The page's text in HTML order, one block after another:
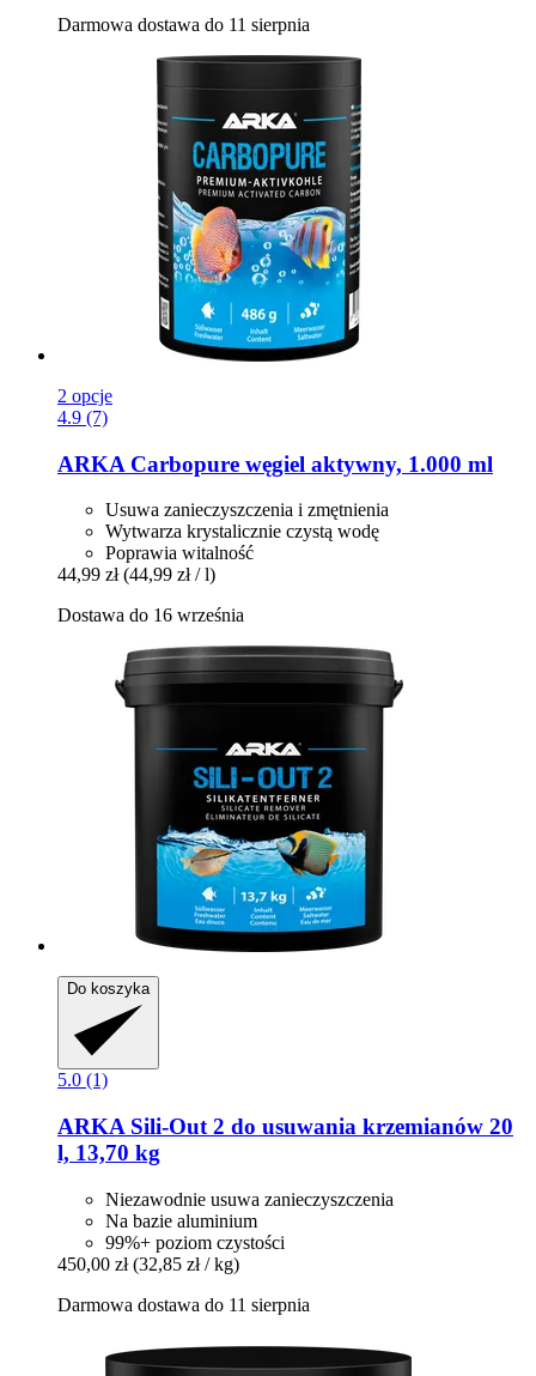
Darmowa dostawa do 11 sierpnia
2 opcje
4.9 (7)
ARKA Carbopure węgiel aktywny, 1.000 ml
Usuwa zanieczyszczenia i zmętnienia
Wytwarza krystalicznie czystą wodę
Poprawia witalność
44,99 zł (44,99 zł / l)
Dostawa do 16 września
Do koszyka
5.0 (1)
ARKA Sili-​Out 2 do usuwania krzemianów 20
l, 13,70 kg
Niezawodnie usuwa zanieczyszczenia
Na bazie aluminium
99%+ poziom czystości
450,00 zł (32,85 zł / kg)
Darmowa dostawa do 11 sierpnia